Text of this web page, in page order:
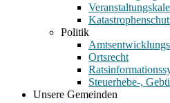
Politik
Ortsrecht
Steuerhebe-,
Unsere Gemeinden